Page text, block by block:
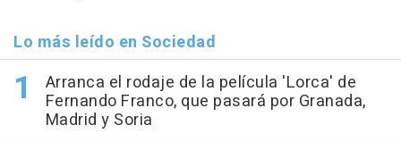
Lo más leído en Sociedad
Arranca el rodaje de la película 'Lorca' de
Fernando Franco, que pasará por Granada,
Madrid y Soria